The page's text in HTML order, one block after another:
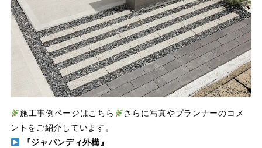
施工事例ページはこちら
さらに写真やプランナーのコメ
ントをご紹介しています。
『ジャパンディ外構』